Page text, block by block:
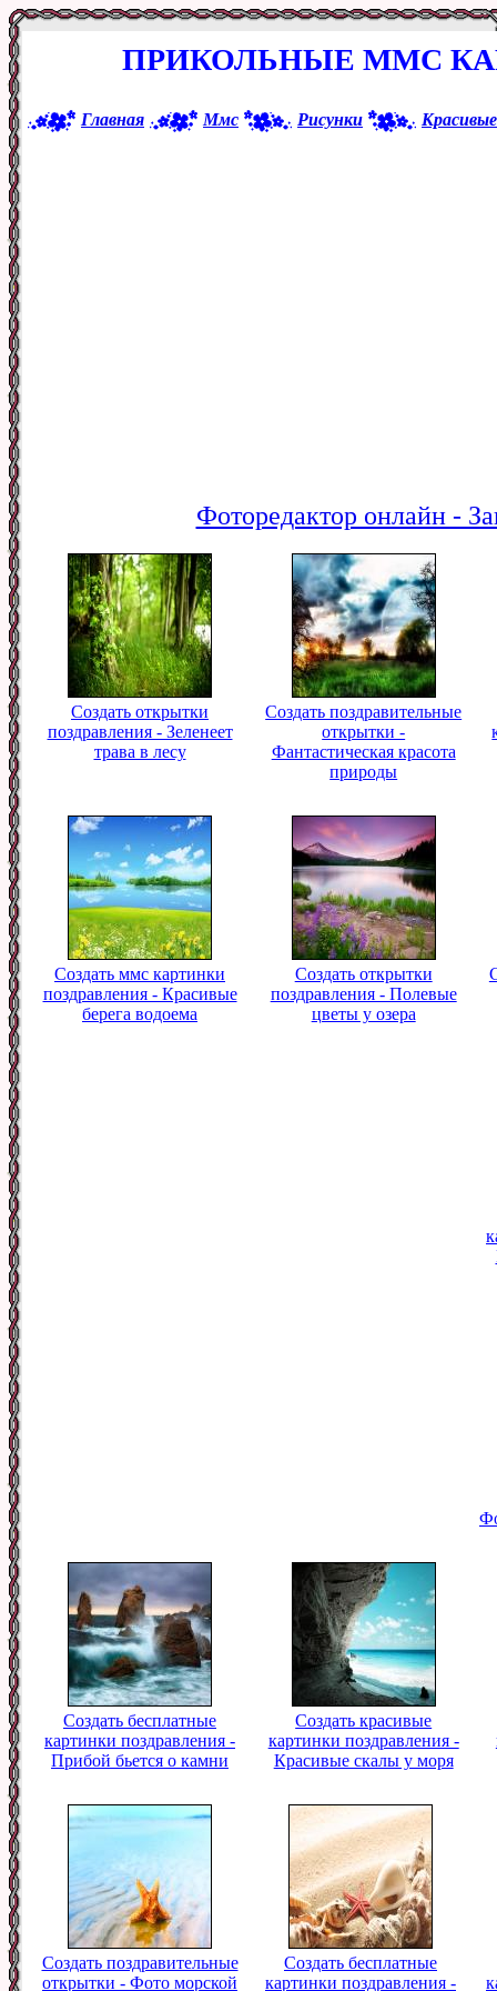
ПРИКОЛЬНЫЕ ММС
Главная Ммс Рисунки Красивые
Фоторедактор онлайн -
Создать открытки
поздравления - Зеленеет
трава в лесу
Создать поздравительные
открытки -
Фантастическая красота
природы
Создать ммс картинки
поздравления - Красивые
берега водоема
Создать открытки
поздравления - Полевые
цветы у озера
Создать бесплатные
картинки поздравления -
Прибой бьется о камни
Создать красивые
картинки поздравления -
Красивые скалы у моря
Создать поздравительные
открытки - Фото морской
Создать бесплатные
картинки поздравления -